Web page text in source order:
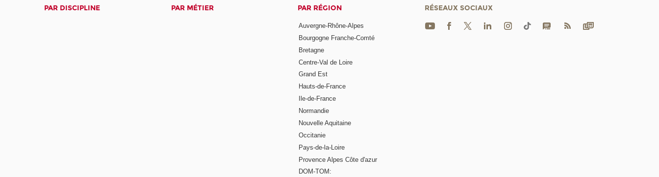
PAR DISCIPLINE PAR MÉTIER PAR RÉGION
Auvergne-Rhône-Alpes
Bourgogne Franche-Comté
Bretagne
Centre-Val de Loire
Grand Est
Hauts-de-France
Ile-de-France
Normandie
Nouvelle Aquitaine
Occitanie
Pays-de-la-Loire
Provence Alpes Côte d'azur
DOM-TOM:
RÉSEAUX SOCIAUX